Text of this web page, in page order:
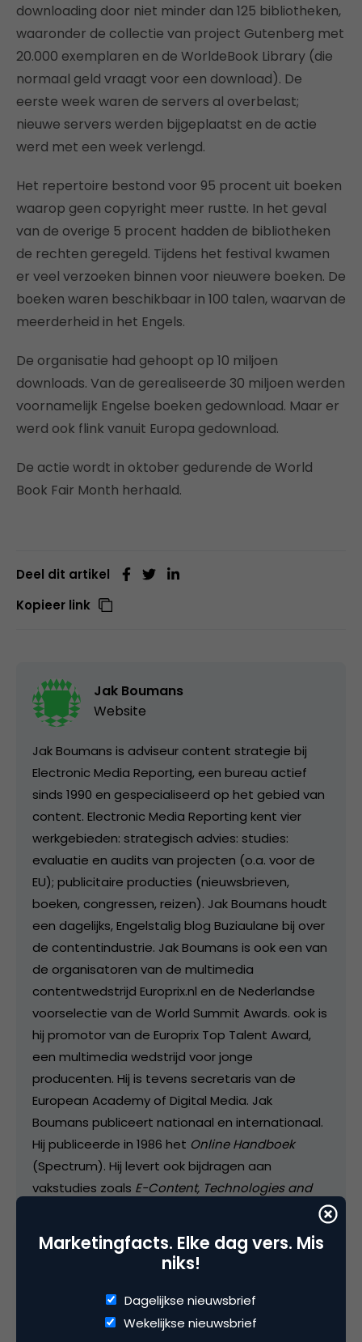
downloading door niet minder dan 125 bibliotheken,
waaronder de collectie van project Gutenberg met
20.000 exemplaren en de WorldeBook Library (die
normaal geld vraagt voor een download). De
eerste week waren de servers al overbelast;
nieuwe servers werden bijgeplaatst en de actie
werd met een week verlengd.
Het repertoire bestond voor 95 procent uit boeken
waarop geen copyright meer rustte. In het geval
van de overige 5 procent hadden de bibliotheken
de rechten geregeld. Tijdens het festival kwamen
er veel verzoeken binnen voor nieuwere boeken. De
boeken waren beschikbaar in 100 talen, waarvan de
meerderheid in het Engels.
De organisatie had gehoopt op 10 miljoen
downloads. Van de gerealiseerde 30 miljoen werden
voornamelijk Engelse boeken gedownload. Maar er
werd ook flink vanuit Europa gedownload.
De actie wordt in oktober gedurende de World
Book Fair Month herhaald.
Deel dit artikel
Kopieer link
Jak Boumans
Website
Jak Boumans is adviseur content strategie bij
Electronic Media Reporting, een bureau actief
sinds 1990 en gespecialiseerd op het gebied van
content. Electronic Media Reporting kent vier
werkgebieden: strategisch advies: studies:
evaluatie en audits van projecten (o.a. voor de
EU); publicitaire producties (nieuwsbrieven,
boeken, congressen, reizen). Jak Boumans houdt
een dagelijks, Engelstalig blog Buziaulane bij over
de contentindustrie. Jak Boumans is ook een van
de organisatoren van de multimedia
contentwedstrijd Europrix.nl en de Nederlandse
voorselectie van de World Summit Awards. ook is
hij promotor van de Europrix Top Talent Award,
een multimedia wedstrijd voor jonge
producenten. Hij is tevens secretaris van de
European Academy of Digital Media. Jak
Boumans publiceert nationaal en internationaal.
Hij publiceerde in 1986 het Online Handboek
(Spectrum). Hij levert ook bijdragen aan
vakstudies zoals E-Content, Technologies and
Marketingfacts. Elke dag vers. Mis
niks!
Dagelijkse nieuwsbrief
Wekelijkse nieuwsbrief